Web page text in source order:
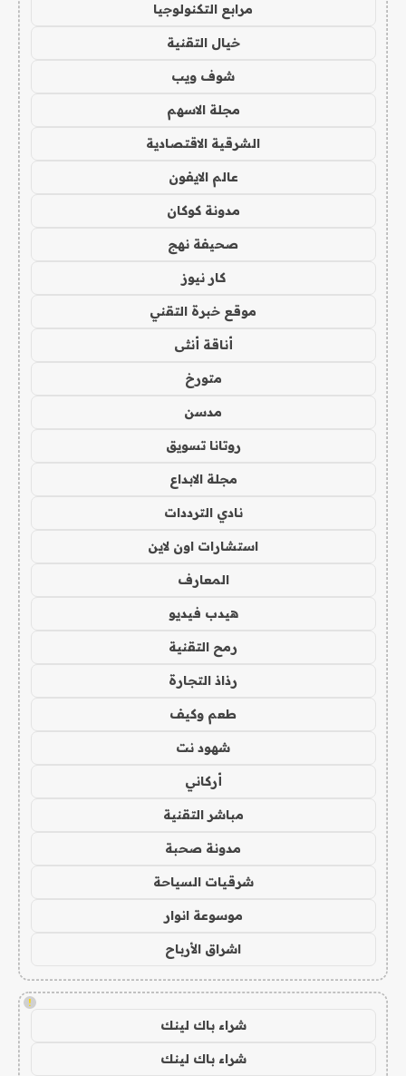
مرابع التكنولوجيا
خيال التقنية
شوف ويب
مجلة الاسهم
الشرقية الاقتصادية
عالم الايفون
مدونة كوكان
صحيفة نهج
كار نيوز
موقع خبرة التقني
أناقة أنثى
متورخ
مدسن
روتانا تسويق
مجلة الابداع
نادي الترددات
استشارات اون لاين
المعارف
هيدب فيديو
رمح التقنية
رذاذ التجارة
طعم وكيف
شهود نت
أركاني
مباشر التقنية
مدونة صحبة
شرقيات السياحة
موسوعة انوار
اشراق الأرباح
!
شراء باك لينك
شراء باك لينك